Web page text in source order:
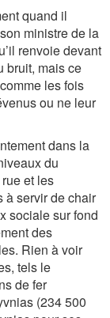
quand il
ministre de la
renvoie devant
bruit, mais ce
les fois
ou ne leur
dans la
du
et les
à servir de chair
sociale sur fond
des
Rien à voir
tels le
de fer
(234 500